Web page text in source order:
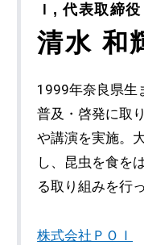
Ｉ, 代表取締役
清水 和
1999年奈良県生
普及・啓発に取
や講演を実施。
し、昆虫を食を
る取り組みを行
株式会社ＰＯＩ